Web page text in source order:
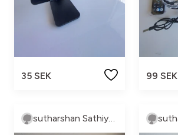
35 SEK 99 SEK
sutharshan Sathiyaseelan